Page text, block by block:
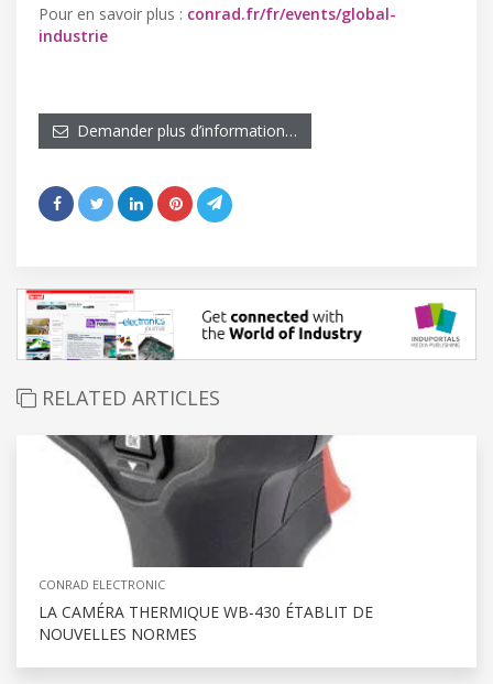
Pour en savoir plus : conrad.fr/fr/events/global-
industrie
Demander plus d’information…
RELATED ARTICLES
CONRAD ELECTRONIC
LA CAMÉRA THERMIQUE WB-430 ÉTABLIT DE
NOUVELLES NORMES